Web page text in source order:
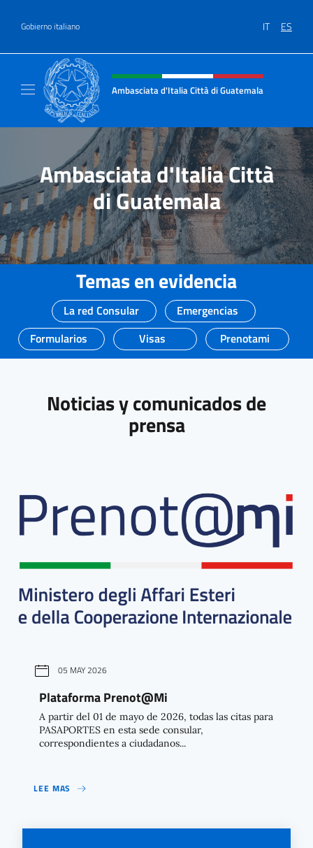
Gobierno italiano IT ES
Encabezado del sitio web,
Ambasciata d'Italia Città di Guatemala
Ambasciata d'Italia Città
di Guatemala
Temas en evidencia
La red Consular
Emergencias
Formularios
Visas Prenotami
Noticias y comunicados de
prensa
05 MAY 2026
Plataforma Prenot@Mi
A partir del 01 de mayo de 2026, todas las citas para
PASAPORTES en esta sede consular,
correspondientes a ciudadanos...
LEE MAS